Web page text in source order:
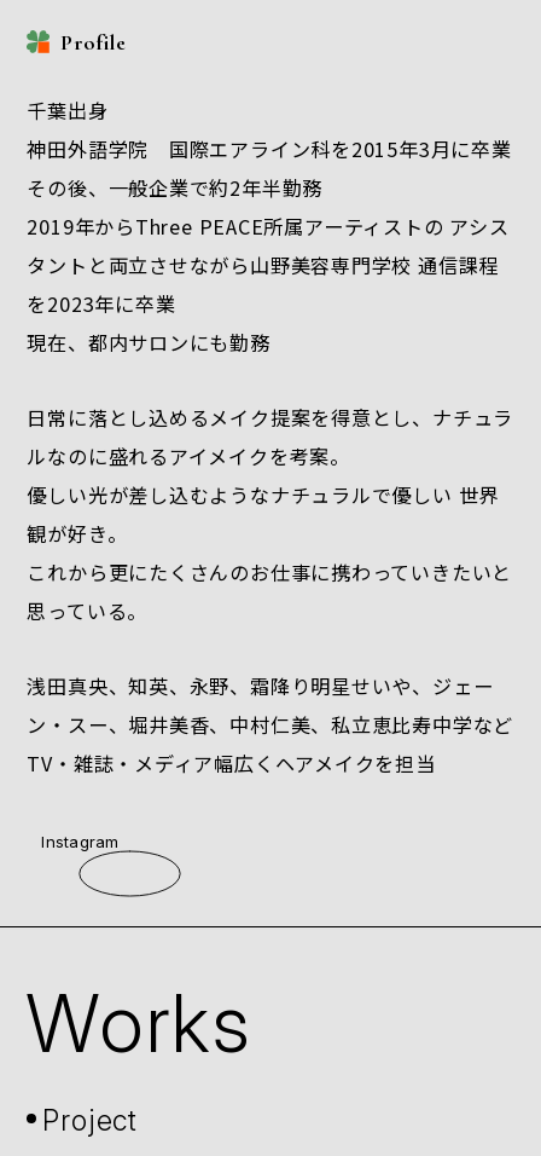
Profile
千葉出身
神田外語学院 国際エアライン科を2015年3月に卒業
その後、一般企業で約2年半勤務
2019年からThree PEACE所属アーティストの アシス
タントと両立させながら山野美容専門学校 通信課程
を2023年に卒業
現在、都内サロンにも勤務
日常に落とし込めるメイク提案を得意とし、ナチュラ
ルなのに盛れるアイメイクを考案。
優しい光が差し込むようなナチュラルで優しい 世界
観が好き。
これから更にたくさんのお仕事に携わっていきたいと
思っている。
浅田真央、知英、永野、霜降り明星せいや、ジェー
ン・スー、堀井美香、中村仁美、私立恵比寿中学など
TV・雑誌・メディア幅広くヘアメイクを担当
Instagram
Works
Project